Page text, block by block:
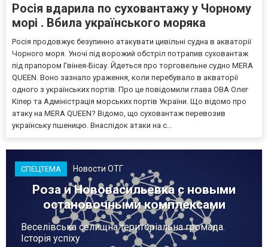
Росія вдарила по суховантажу у Чорному
морі . Вбила українського моряка
Росія продовжує безупинно атакувати цивільні судна в акваторії
Чорного моря. Уночі під ворожий обстріл потрапив суховантаж
під прапором Гвінея-Бісау. Йдеться про торговельне судно MERA
QUEEN. Воно зазнало ураження, коли перебувало в акваторії
одного з українських портів. Про це повідомили глава ОВА Олег
Кіпер та Адміністрація морських портів України. Що відомо про
атаку на MERA QUEEN? Відомо, що суховантаж перевозив
українську пшеницю. Внаслідок атаки на с...
СПЕЦТЕМА Новости ОТГ
Роза и Нововасильевка с новыми
остановочными комплексами
Веселівська селищна територіальна громада.
Історія успіху